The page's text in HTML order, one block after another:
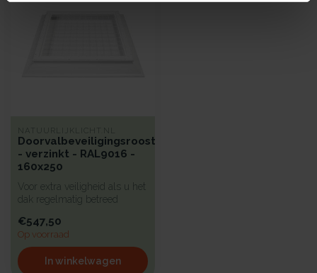
NATUURLIJKLICHT.NL
Doorvalbeveiligingsrooster
- verzinkt - RAL9016 -
160x250
Voor extra veiligheid als u het
dak regelmatig betreed
€547,50
Op voorraad
In winkelwagen